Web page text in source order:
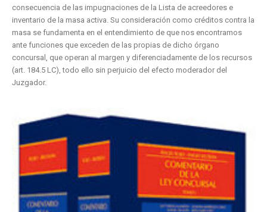
consecuencia de las impugnaciones de la Lista de acreedores e
inventario de la masa activa. Su consideración como créditos contra la
masa se fundamenta en el entendimiento de que nos encontramos
ante funciones que exceden de las propias de dicho órgano
concursal, que operan al margen y diferenciadamente de los recursos
(art. 184.5 LC), todo ello sin perjuicio del efecto moderador del
Juzgador.